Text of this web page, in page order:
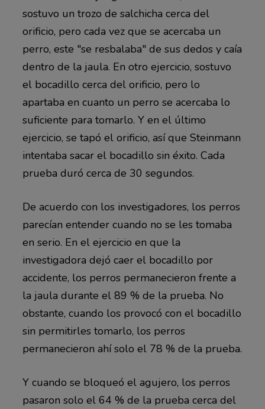
sostuvo un trozo de salchicha cerca del
orificio, pero cada vez que se acercaba un
perro, este "se resbalaba" de sus dedos y caía
dentro de la jaula. En otro ejercicio, sostuvo
el bocadillo cerca del orificio, pero lo
apartaba en cuanto un perro se acercaba lo
suficiente para tomarlo. Y en el último
ejercicio, se tapó el orificio, así que Steinmann
intentaba sacar el bocadillo sin éxito. Cada
prueba duró cerca de 30 segundos.
De acuerdo con los investigadores, los perros
parecían entender cuando no se les tomaba
en serio. En el ejercicio en que la
investigadora dejó caer el bocadillo por
accidente, los perros permanecieron frente a
la jaula durante el 89 % de la prueba. No
obstante, cuando los provocó con el bocadillo
sin permitirles tomarlo, los perros
permanecieron ahí solo el 78 % de la prueba.
Y cuando se bloqueó el agujero, los perros
pasaron solo el 64 % de la prueba cerca del